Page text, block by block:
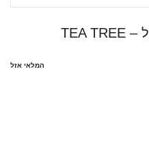
מרכך טי טרי M פול מיטשל – TEA TREE
המלאי אזל